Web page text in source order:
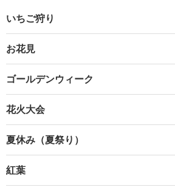
いちご狩り
お花見
ゴールデンウィーク
花火大会
夏休み（夏祭り）
紅葉